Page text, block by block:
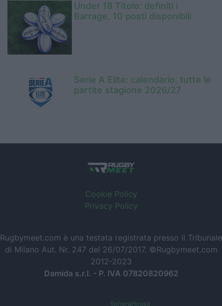
Under 18 Titolo: definiti i
Barrage, 10 posti disponibili
Serie A Elite: calendario, tutte le
partite stagione 2026/27
Cookie Policy
Privacy Policy
Rugbymeet.com è una testata registrata presso il Tribunale
di Milano Aut. Nr. 247 del 26/07/2017. ©Rugbymeet.com
2012-2023
Damida s.r.l. - P. IVA 07820820962
SpheraHouse